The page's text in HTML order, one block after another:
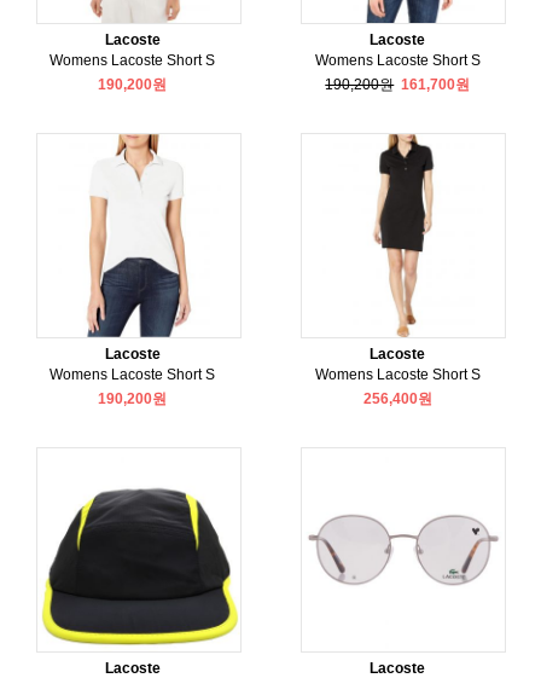
Lacoste
Womens Lacoste Short S
190,200원
Lacoste
Womens Lacoste Short S
190,200원 161,700원
Lacoste
Womens Lacoste Short S
190,200원
Lacoste
Womens Lacoste Short S
256,400원
Lacoste
Lacoste